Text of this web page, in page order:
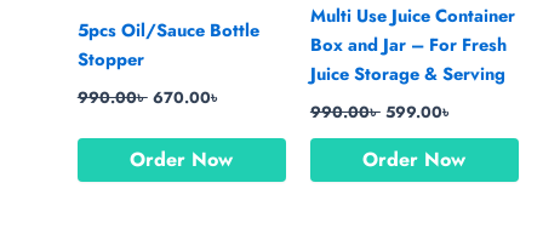
5pcs Oil/Sauce Bottle
Stopper
990.00৳ 670.00৳
Order Now
Multi Use Juice Container
Box and Jar – For Fresh
Juice Storage & Serving
990.00৳ 599.00৳
Order Now